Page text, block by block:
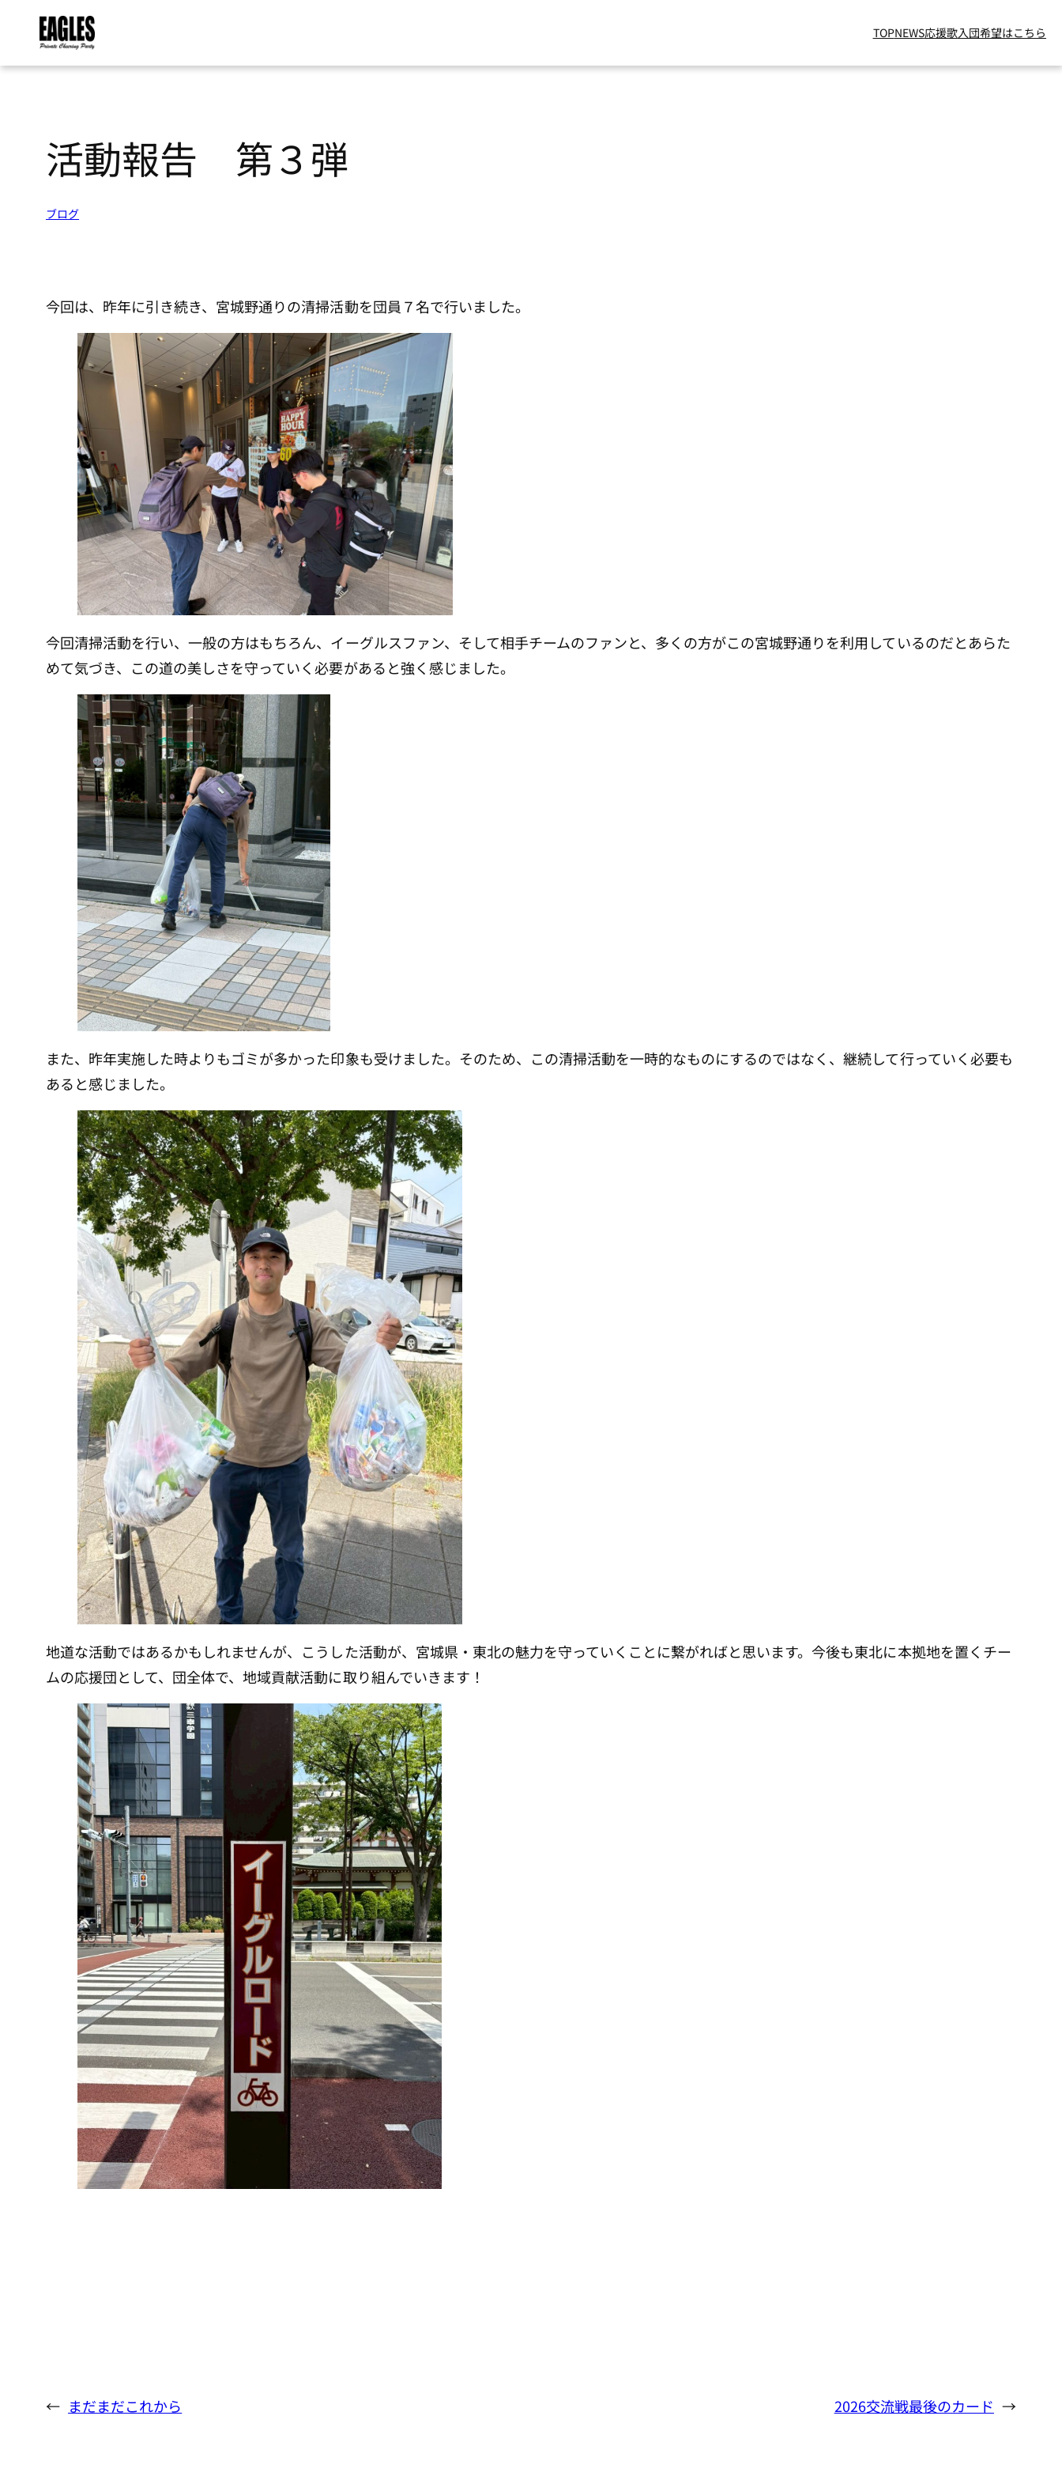
内
TOPNEWS応援歌入団希望はこちら
活動報告 第３弾
ブログ
今回は、昨年に引き続き、宮城野通りの清掃活動を団員７名で行いました。
今回清掃活動を行い、一般の方はもちろん、イーグルスファン、そして相手チームのファンと、多くの方がこの宮城野通りを利用しているのだとあらた
めて気づき、この道の美しさを守っていく必要があると強く感じました。
また、昨年実施した時よりもゴミが多かった印象も受けました。そのため、この清掃活動を一時的なものにするのではなく、継続して行っていく必要も
あると感じました。
地道な活動ではあるかもしれませんが、こうした活動が、宮城県・東北の魅力を守っていくことに繋がればと思います。今後も東北に本拠地を置くチー
ムの応援団として、団全体で、地域貢献活動に取り組んでいきます！
← まだまだこれから 2026交流戦最後のカード →